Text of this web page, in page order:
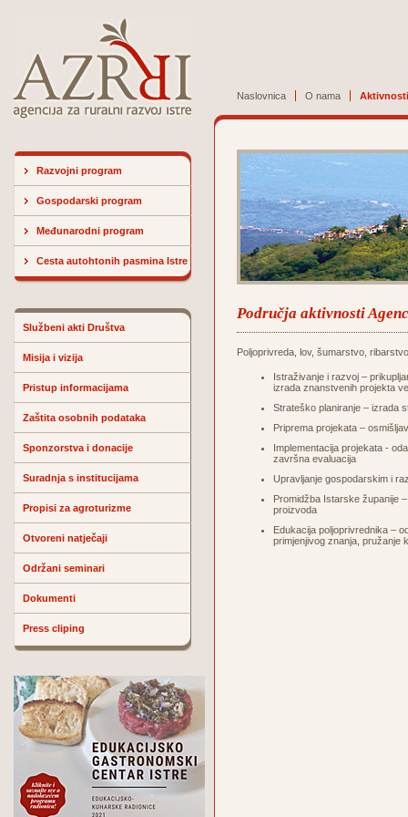
Naslovnica O nama Aktivnosti
Razvojni program
Gospodarski program
Međunarodni program
Cesta autohtonih pasmina Istre
Službeni akti Društva
Misija i vizija
Pristup informacijama
Zaštita osobnih podataka
Sponzorstva i donacije
Suradnja s institucijama
Propisi za agroturizme
Otvoreni natječaji
Održani seminari
Dokumenti
Press cliping
Područja aktivnosti
Poljoprivreda, lov, šumarstvo,
Istraživanje i razvoj –
izrada znanstvenih projekta
Strateško planiranje – izrada
Priprema projekata –
Implementacija projekata -
završna evaluacija
Upravljanje gospodarskim i
Promidžba Istarske županije
proizvoda
Edukacija poljoprivrednika –
primjenjivog znanja, pružanje